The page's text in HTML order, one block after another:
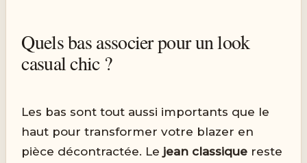
Quels bas associer pour un look
casual chic ?
Les bas sont tout aussi importants que le
haut pour transformer votre blazer en
pièce décontractée. Le jean classique reste